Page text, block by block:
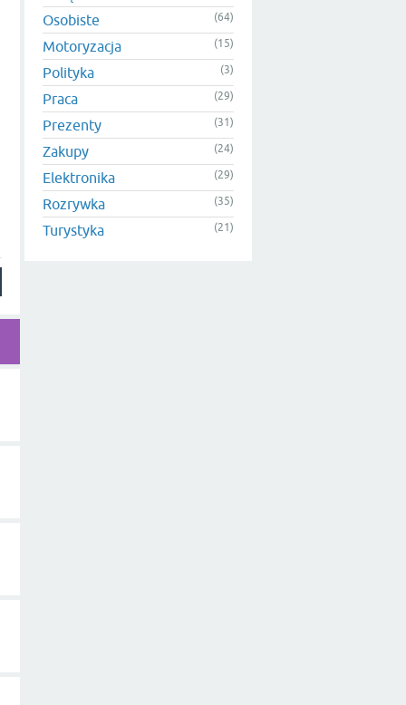
Osobiste (64)
Motoryzacja (15)
Polityka (3)
Praca (29)
Prezenty (31)
Zakupy (24)
Elektronika (29)
Rozrywka (35)
Turystyka (21)